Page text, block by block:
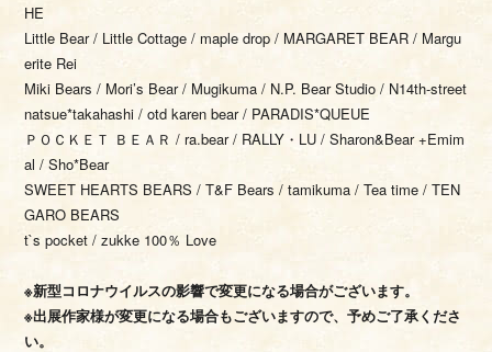
HE
Little Bear / Little Cottage / maple drop / MARGARET BEAR / Margu
erite Rei
Miki Bears / Mori’s Bear / Mugikuma / N.P. Bear Studio / N14th-street
natsue*takahashi / otd karen bear / PARADIS*QUEUE
ＰＯＣＫＥＴ ＢＥＡＲ / ra.bear / RALLY・LU / Sharon&Bear +Emim
al / Sho*Bear
SWEET HEARTS BEARS / T&F Bears / tamikuma / Tea time / TEN
GARO BEARS
t`s pocket / zukke 100％ Love
※新型コロナウイルスの影響で変更になる場合がございます。
※出展作家様が変更になる場合もございますので、予めご了承くださ
い。